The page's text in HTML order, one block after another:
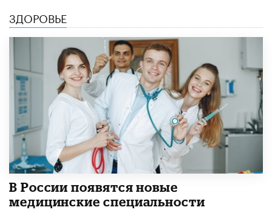
ЗДОРОВЬЕ
В России появятся новые
медицинские специальности